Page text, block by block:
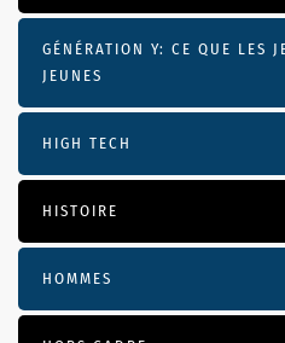
GÉNÉRATION Y: CE QUE LES
JEUNES
HIGH TECH
HISTOIRE
HOMMES